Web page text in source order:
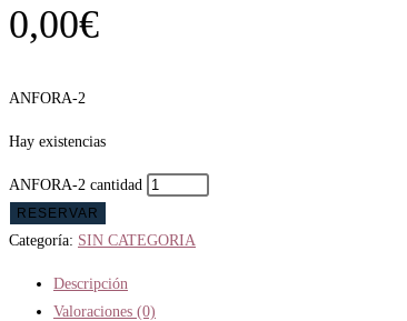
0,00€
ANFORA-2
Hay existencias
ANFORA-2 cantidad
RESERVAR
Categoría: SIN CATEGORIA
Descripción
Valoraciones (0)